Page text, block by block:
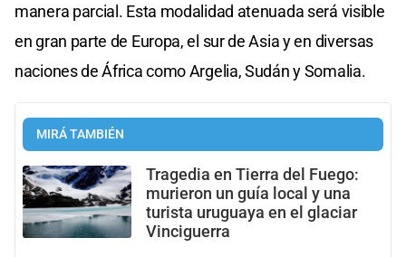
manera parcial. Esta modalidad atenuada será visible
en gran parte de Europa, el sur de Asia y en diversas
naciones de África como Argelia, Sudán y Somalia.
MIRÁ TAMBIÉN
Tragedia en Tierra del Fuego:
murieron un guía local y una
turista uruguaya en el glaciar
Vinciguerra